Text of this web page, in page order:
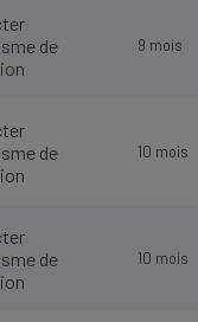
de
9 mois
de
10 mois
de
10 mois